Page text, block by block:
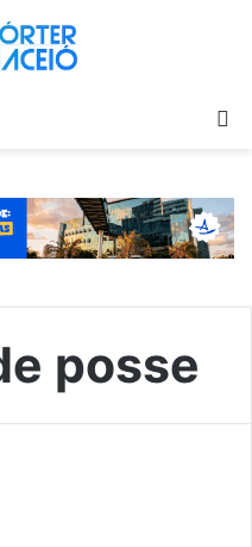
posse